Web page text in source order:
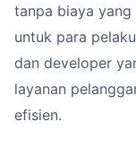
tanpa biaya
untuk para
dan developer
layanan
efisien.